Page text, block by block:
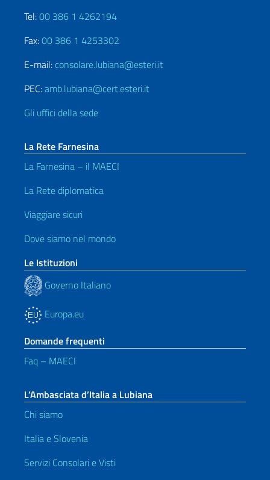
Tel:00 386 1 4262194
Fax:00 386 1 4253302
E-mail: consolare.lubiana@esteri.it
PEC:amb.lubiana@cert.esteri.it
Gli uffici della sede
La Rete Farnesina
La Farnesina – il MAECI
La Rete diplomatica
Viaggiare sicuri
Dove siamo nel mondo
Le Istituzioni
Governo Italiano
Europa.eu
Domande frequenti
Faq – MAECI
L’Ambasciata d’Italia a Lubiana
Chi siamo
Italia e Slovenia
Servizi Consolari e Visti